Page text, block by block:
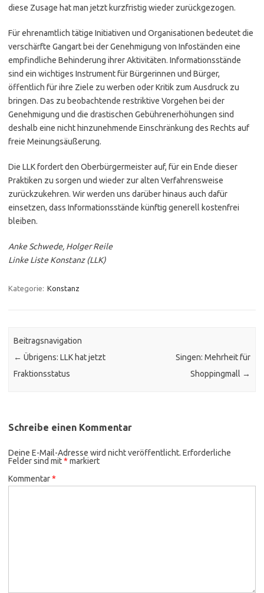
diese Zusage hat man jetzt kurzfristig wieder zurückgezogen.
Für ehrenamtlich tätige Initiativen und Organisationen bedeutet die
verschärfte Gangart bei der Genehmigung von Infoständen eine
empfindliche Behinderung ihrer Aktivitäten. Informationsstände
sind ein wichtiges Instrument für Bürgerinnen und Bürger,
öffentlich für ihre Ziele zu werben oder Kritik zum Ausdruck zu
bringen. Das zu beobachtende restriktive Vorgehen bei der
Genehmigung und die drastischen Gebührenerhöhungen sind
deshalb eine nicht hinzunehmende Einschränkung des Rechts auf
freie Meinungsäußerung.
Die LLK fordert den Oberbürgermeister auf, für ein Ende dieser
Praktiken zu sorgen und wieder zur alten Verfahrensweise
zurückzukehren. Wir werden uns darüber hinaus auch dafür
einsetzen, dass Informationsstände künftig generell kostenfrei
bleiben.
Anke Schwede, Holger Reile
Linke Liste Konstanz (LLK)
Kategorie: Konstanz
Beitragsnavigation
← Übrigens: LLK hat jetzt
Fraktionsstatus
Singen: Mehrheit für
Shoppingmall →
Schreibe einen Kommentar
Deine E-Mail-Adresse wird nicht veröffentlicht. Erforderliche
Felder sind mit* markiert
Kommentar*